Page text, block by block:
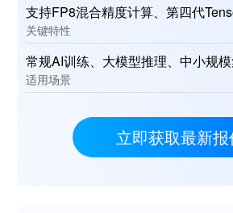
支持FP8混合精度计算、第四代
关键特性
常规AI训练、大模型推理、中小规
适用场景
立即获取最新报